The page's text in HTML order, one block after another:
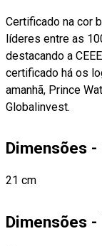
Certificado na cor
líderes entre as
destacando a
certificado há os
amanhã, Prince
Globalinvest.
Dimensões
21 cm
Dimensões